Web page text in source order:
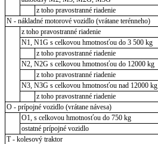
z toho pravostranné riadenie
N - nákladné motorové vozidlo (vrátane terénneho)
z toho pravostranné riadenie
N1, N1G s celkovou hmotnosťou do 3 500 kg
z toho pravostranné riadenie
N2, N2G s celkovou hmotnosťou do 12000 kg
z toho pravostranné riadenie
N3, N3G s celkovou hmotnosťou nad 12000 kg
z toho pravostranné riadenie
O - prípojné vozidlo (vrátane návesa)
O1, s celkovou hmotnosťou do 750 kg
ostatné prípojné vozidlo
T - kolesový traktor